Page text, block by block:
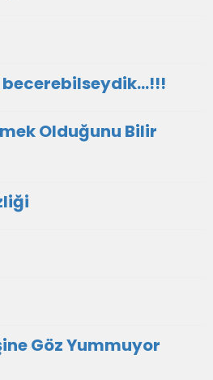
becerebilseydik...!!!
Olduğunu Bilir
Göz Yummuyor